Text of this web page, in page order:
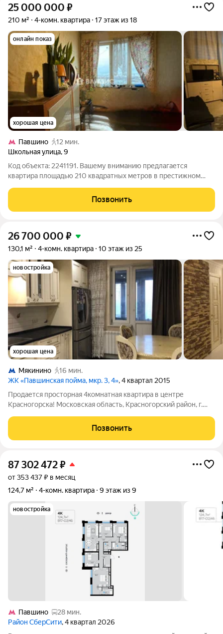
25 000 000 ₽
210 м² 4-комн. квартира 17 этаж из 18
онлайн показ
хорошая цена
Павшино
12 мин.
Школьная улица,9
Код объекта: 2241191. Вашему вниманию предлагается
квартира площадью 210 квадратных метров в престижном
позволяет новому владельцу осуществить все свои
пожелания и воплотить в мечту удобную
Позвонить
26 700 000 ₽
130,1 м² 4-комн. квартира 10 этаж из 25
новостройка
хорошая цена
Мякинино
16 мин.
ЖК «Павшинская пойма, мкр. 3, 4», 4 квартал 2015
Продается просторная 4комнатная квартира в центре
Красногорска! Московская область, Красногорский район, г.
отличный обзор, светлая и тихая сторона Идеальное
сочетание комфорта, локации и
Позвонить
87 302 472₽
от 353 437 ₽ в месяц
124,7 м²
4-комн. квартира 9 этаж из 9
новостройка
Павшино
28 мин.
Район СберСити, 4 квартал 2026